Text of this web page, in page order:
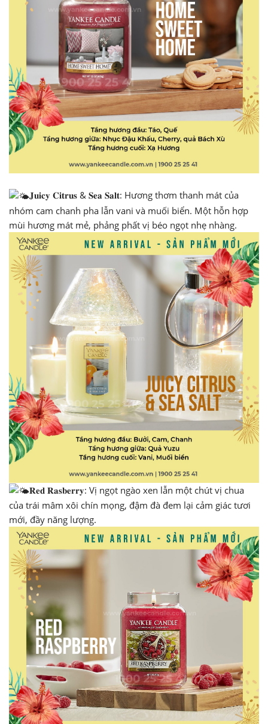
𝐉𝐮𝐢𝐜𝐲 𝐂𝐢𝐭𝐫𝐮𝐬 & 𝐒𝐞𝐚 𝐒𝐚𝐥𝐭: Hương thơm thanh mát của
nhóm cam chanh pha lẫn vani và muối biển. Một hỗn hợp
mùi hương mát mẻ, phảng phất vị béo ngọt nhẹ nhàng.
𝐑𝐞𝐝 𝐑𝐚𝐬𝐛𝐞𝐫𝐫𝐲: Vị ngọt ngào xen lẫn một chút vị chua
của trái mâm xôi chín mọng, đậm đà đem lại cảm giác tươi
mới, đầy năng lượng.